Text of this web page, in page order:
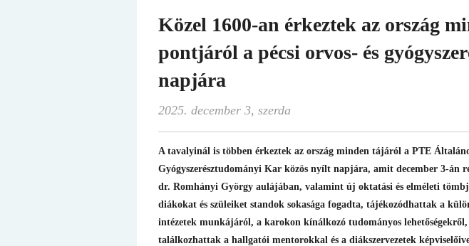
Közel 1600-an érkeztek az ország
pontjáról a pécsi orvos- és
napjára
2025. december 3, szerda
A tavalyinál is többen érkeztek az ország minden tájáról a PTE
Gyógyszerésztudományi Kar közös nyílt napjára, amit december 3-án
dr. Romhányi György aulájában, valamint új oktatási és elméleti
diákokat és szüleiket standok sokasága fogadta, tájékozódhattak a
intézetek munkájáról, a karokon kínálkozó tudományos
találkozhattak a hallgatói mentorokkal és a diákszervezetek